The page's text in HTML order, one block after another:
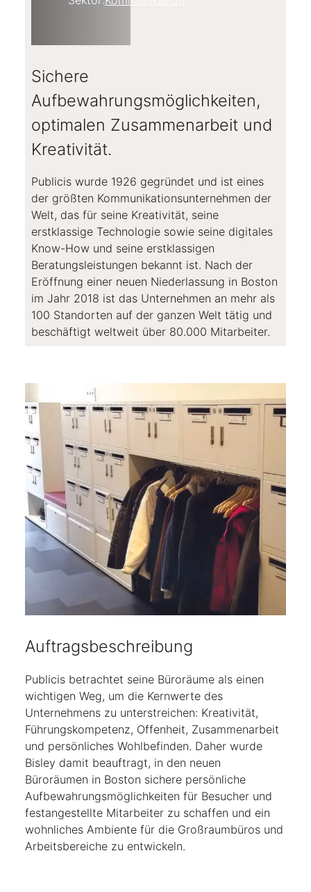
Sichere
Aufbewahrungsmöglichkeiten,
optimalen Zusammenarbeit und
Kreativität.
Publicis wurde 1926 gegründet und ist eines
der größten Kommunikationsunternehmen der
Welt, das für seine Kreativität, seine
erstklassige Technologie sowie seine digitales
Know-How und seine erstklassigen
Beratungsleistungen bekannt ist. Nach der
Eröffnung einer neuen Niederlassung in Boston
im Jahr 2018 ist das Unternehmen an mehr als
100 Standorten auf der ganzen Welt tätig und
beschäftigt weltweit über 80.000 Mitarbeiter.
Auftragsbeschreibung
Publicis betrachtet seine Büroräume als einen
wichtigen Weg, um die Kernwerte des
Unternehmens zu unterstreichen: Kreativität,
Führungskompetenz, Offenheit, Zusammenarbeit
und persönliches Wohlbefinden. Daher wurde
Bisley damit beauftragt, in den neuen
Büroräumen in Boston sichere persönliche
Aufbewahrungsmöglichkeiten für Besucher und
festangestellte Mitarbeiter zu schaffen und ein
wohnliches Ambiente für die Großraumbüros und
Arbeitsbereiche zu entwickeln.